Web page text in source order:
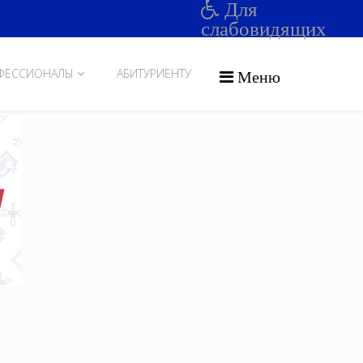
Для
слабовидящих
Меню
АБИТУРИЕНТУ